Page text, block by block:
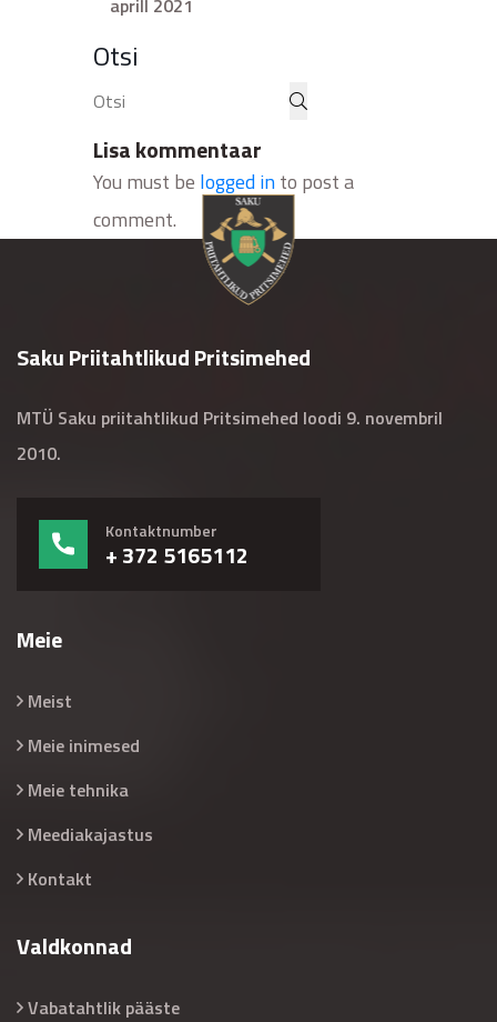
aprill 2021
Otsi
Lisa kommentaar
You must be logged into post a
comment.
Saku Priitahtlikud Pritsimehed
MTÜ Saku priitahtlikud Pritsimehed loodi 9. novembril
2010.
Kontaktnumber
+ 372 5165112
Meie
Meist
Meie inimesed
Meie tehnika
Meediakajastus
Kontakt
Valdkonnad
Vabatahtlik pääste